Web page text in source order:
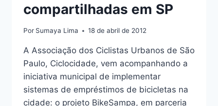
compartilhadas em SP
Por Sumaya Lima 18 de abril de 2012
A Associação dos Ciclistas Urbanos de São
Paulo, Ciclocidade, vem acompanhando a
iniciativa municipal de implementar
sistemas de empréstimos de bicicletas na
cidade: o projeto BikeSampa, em parceria